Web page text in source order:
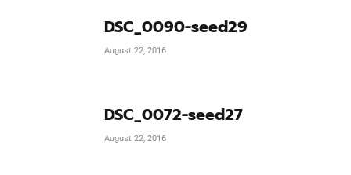
DSC_0090-seed29
August 22, 2016
DSC_0072-seed27
August 22, 2016